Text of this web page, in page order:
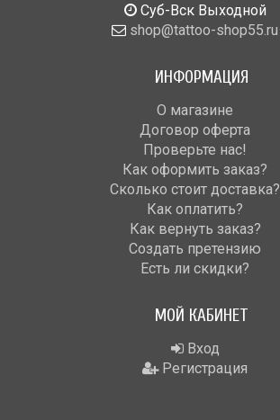
Cуб-Вск Выходной
shop@tattoo-shop55.ru
ИНФОРМАЦИЯ
О магазине
Договор оферта
Проверьте нас!
Как оформить заказ?
Сколько стоит доставка?
Как оплатить?
Как вернуть заказ?
Создать претензию
Есть ли скидки?
МОЙ КАБИНЕТ
Вход
Регистрация